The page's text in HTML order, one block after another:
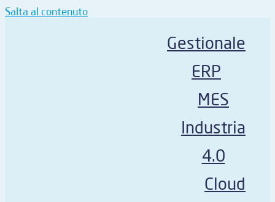
Salta al contenuto
Gestionale
ERP
MES
Industria
4.0
Cloud